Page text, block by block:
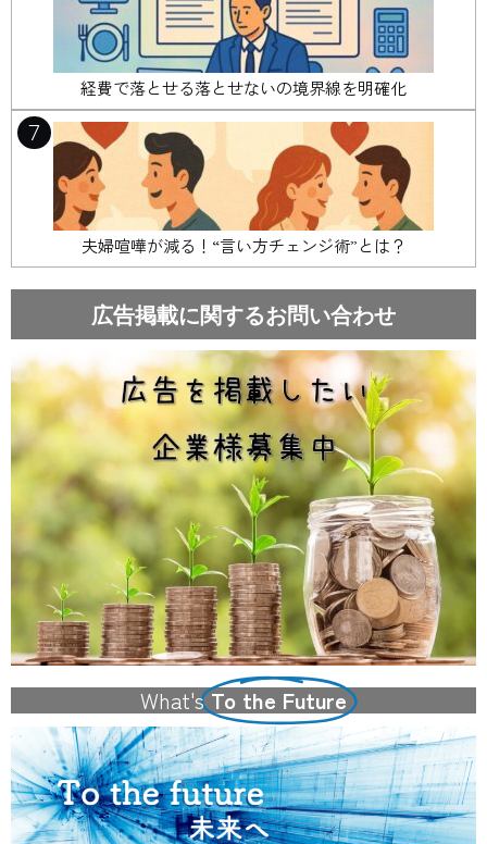
経費で落とせる落とせないの境界線を明確化
7
夫婦喧嘩が減る！“言い方チェンジ術”とは？
広告掲載に関するお問い合わせ
What's To the Future